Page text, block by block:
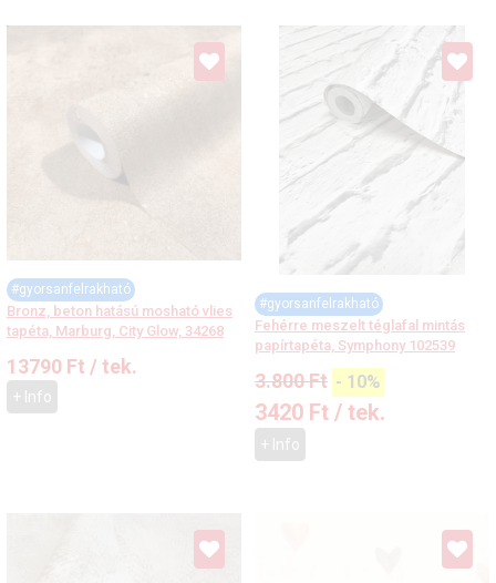
#gyorsanfelrakható
Bronz, beton hatású mosható vlies
tapéta, Marburg, City Glow, 34268
13790 Ft / tek.
+ Info
#gyorsanfelrakható
Fehérre meszelt téglafal mintás
papírtapéta, Symphony 102539
3.800Ft - 10%
3420 Ft / tek.
+ Info